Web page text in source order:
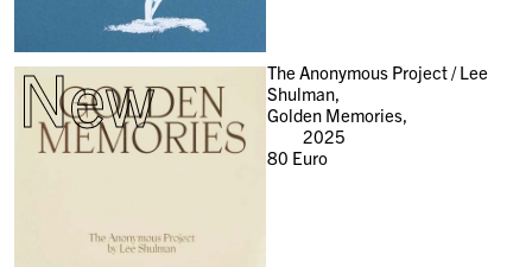
New
The Anonymous Project / Lee
Shulman,
Golden Memories,
2025
80 Euro